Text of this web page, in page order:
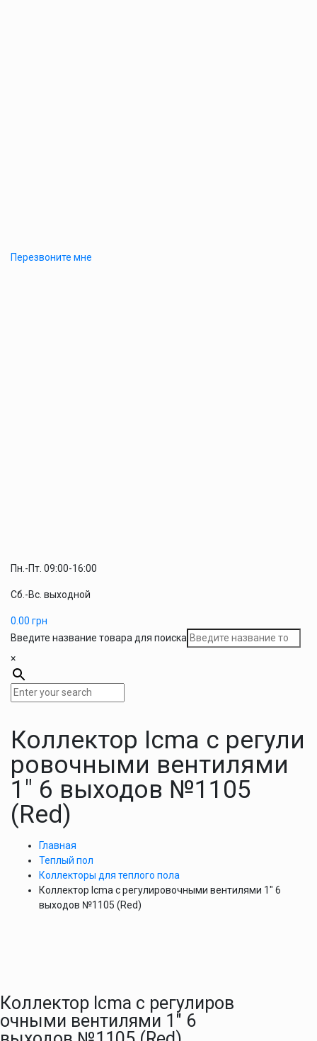
Перезвоните мне
Пн.-Пт. 09:00-16:00
Сб.-Вс. выходной
0.00 грн
Введите название товара для поиска
×
Коллектор Icma с регули
ровочными вентилями
1″ 6 выходов №1105
(Red)
Главная
Теплый пол
Коллекторы для теплого пола
Коллектор Icma с регулировочными вентилями 1″ 6
выходов №1105 (Red)
Коллектор Icma с регулиров
очными вентилями 1″ 6